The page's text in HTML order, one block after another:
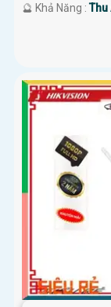
️🔮 Khả Năng :Thu